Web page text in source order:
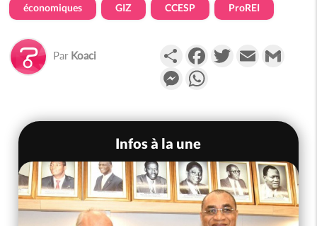
économiques GIZ CCESP ProREI
Par Koaci PartagerFacebookTwitterEmail
Messenger
Infos à la une